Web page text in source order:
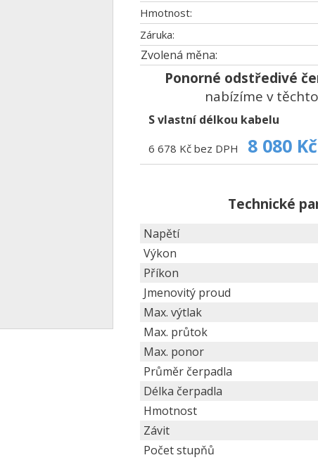
Hmotnost:
Záruka:
Zvolená měna:
Ponorné odstředivé
nabízíme v
S vlastní délkou kabelu
6 678 Kč bez DPH 8 080 Kč
Technické
Napětí
Výkon
Příkon
Jmenovitý proud
Max. výtlak
Max. průtok
Max. ponor
Průměr čerpadla
Délka čerpadla
Hmotnost
Závit
Počet stupňů